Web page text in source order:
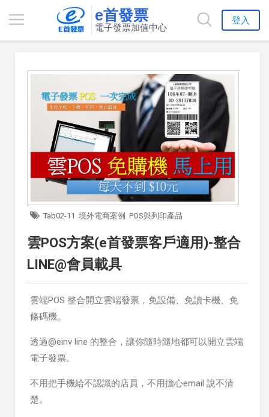
e首發票
電子發票加值中心
登入
Tab02-11 境外電商案例 POS與列印產品
雲POS方案(e首發票客戶適用)-整合
LINE@會員載具
雲端POS 整合開立雲端發票，免設備、免讀卡機、免
條碼機。
透過@einv line 的整合，讓你隨時隨地都可以開立雲端
電子發票。
不用把手機給不認識的店員，不用擔心email 說不清
楚。